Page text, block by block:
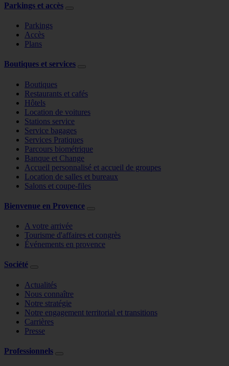
Parkings et accès
Parkings
Accès
Plans
Boutiques et services
Boutiques
Restaurants et cafés
Hôtels
Location de voitures
Stations service
Service bagages
Services Pratiques
Parcours biométrique
Banque et Change
Accueil personnalisé et accueil de groupes
Location de salles et bureaux
Salons et coupe-files
Bienvenue en Provence
A votre arrivée
Tourisme d'affaires et congrès
Événements en provence
Société
Actualités
Nous connaître
Notre stratégie
Notre engagement territorial et transitions
Carrières
Presse
Professionnels